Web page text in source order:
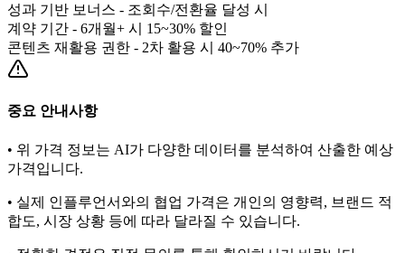
성과 기반 보너스 - 조회수/전환율 달성 시
계약 기간 - 6개월+ 시 15~30% 할인
콘텐츠 재활용 권한 - 2차 활용 시 40~70% 추가
중요 안내사항
• 위 가격 정보는 AI가 다양한 데이터를 분석하여 산출한 예상
가격입니다.
• 실제 인플루언서와의 협업 가격은 개인의 영향력, 브랜드 적
합도, 시장 상황 등에 따라 달라질 수 있습니다.